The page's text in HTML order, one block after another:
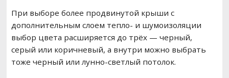
При выборе более продвинутой крыши с
дополнительным слоем тепло- и шумоизоляции
выбор цвета расширяется до трёх — черный,
серый или коричневый, а внутри можно выбрать
тоже черный или лунно-светлый потолок.